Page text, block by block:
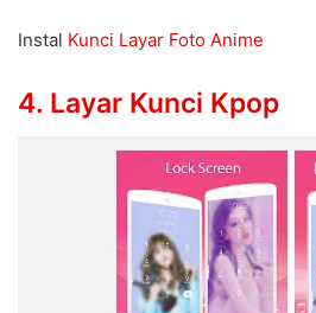
Instal Kunci Layar Foto Anime
4. Layar Kunci Kpop